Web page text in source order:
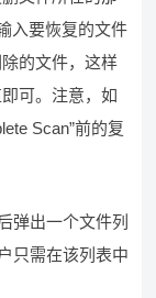
入要恢复的文件
的文件，这样
可。注意，如
Scan”前的复
弹出一个文件列
只需在该列表中